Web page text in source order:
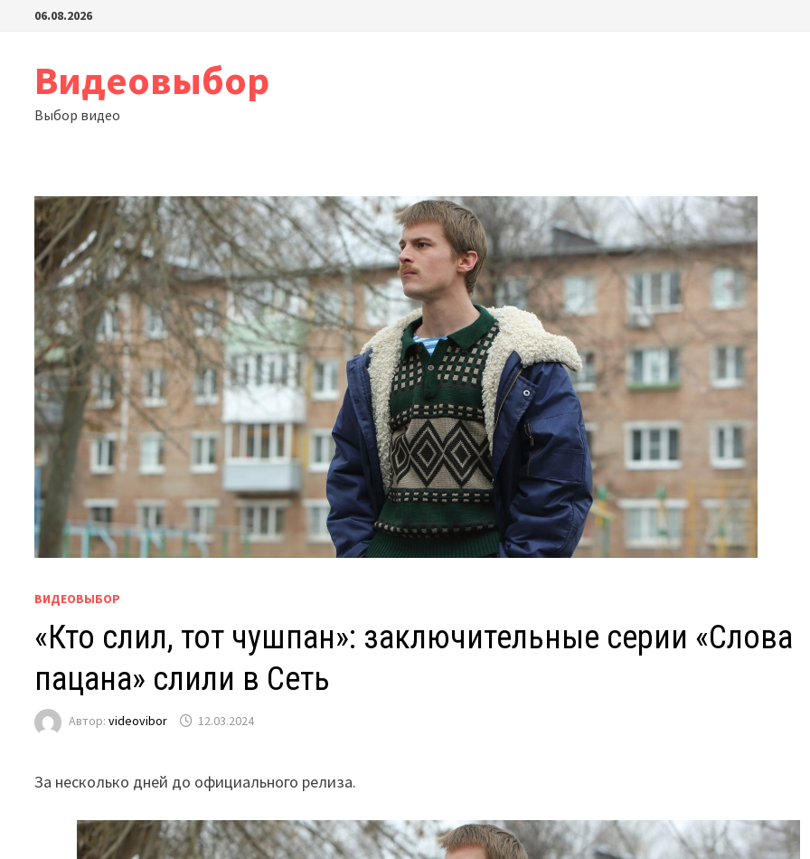
Перейти06.08.2026
Видеовыбор
Выбор видео
ВИДЕОВЫБОР
«Кто слил, тот чушпан»: заключительные серии «Слова
пацана» слили в Сеть
Автор:videovibor 12.03.2024
За несколько дней до официального релиза.